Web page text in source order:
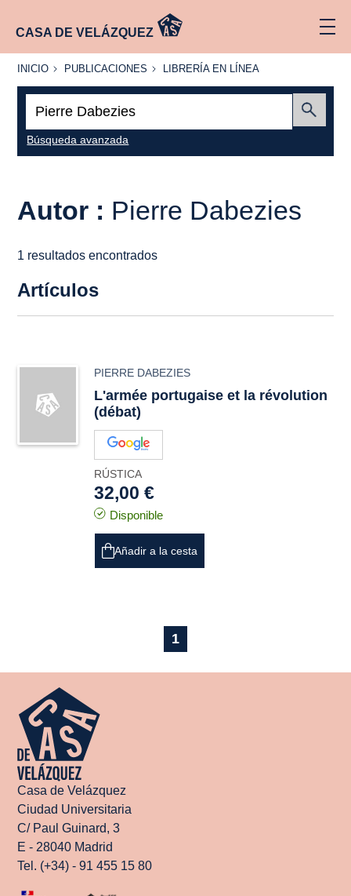
CASA DE VELÁZQUEZ
INICIO
INICIO PUBLICACIONES
PUBLICACIONES
LIBRERÍA
LÍNEA
LIBRERÍA EN LÍNEA
Búsqueda avanzada
Autor : Pierre Dabezies
1 resultados encontrados
Artículos
PIERRE DABEZIES
L'armée portugaise et la révolution
(débat)
RÚSTICA
32,00 €
Disponible
Añadir a la cesta
1
Casa de Velázquez
Ciudad Universitaria
C/ Paul Guinard, 3
E - 28040 Madrid
Tel. (+34) - 91 455 15 80